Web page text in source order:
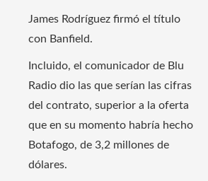
James Rodríguez firmó el título
con Banfield.
Incluido, el comunicador de Blu
Radio dio las que serían las cifras
del contrato, superior a la oferta
que en su momento habría hecho
Botafogo, de 3,2 millones de
dólares.